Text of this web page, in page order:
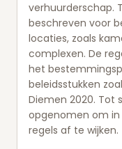
verhuurderschap.
beschreven voor
locaties, zoals
complexen. De
het
beleidsstukken
Diemen 2020. Tot
opgenomen om in
regels af te wijken.